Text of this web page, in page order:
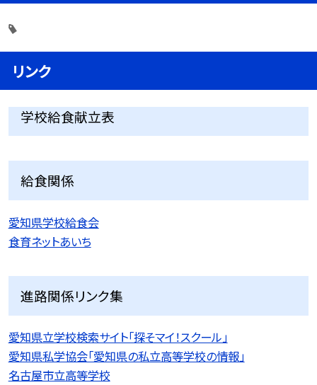
リンク
学校給食献立表
給食関係
愛知県学校給食会
食育ネットあいち
進路関係リンク集
愛知県立学校検索サイト「探そマイ！スクール」
愛知県私学協会「愛知県の私立高等学校の情報」
名古屋市立高等学校